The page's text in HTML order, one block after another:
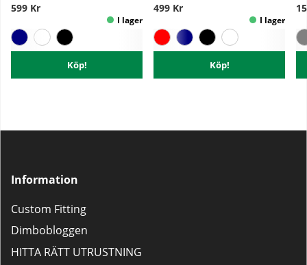
599 Kr
Köp!
499 Kr
Köp!
Information
Custom Fitting
Dimbobloggen
HITTA RÄTT UTRUSTNING